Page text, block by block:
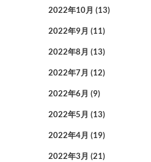
2022年10月 (13)
2022年9月 (11)
2022年8月 (13)
2022年7月 (12)
2022年6月 (9)
2022年5月 (13)
2022年4月 (19)
2022年3月 (21)